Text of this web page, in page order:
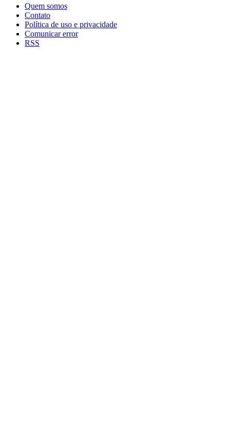
Quem somos
Contato
Política de uso e privacidade
Comunicar error
RSS